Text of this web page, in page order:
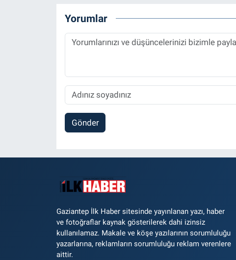
Yorumlar
Gönder
Gaziantep İlk Haber sitesinde yayınlanan yazı, haber
ve fotoğraflar kaynak gösterilerek dahi izinsiz
kullanılamaz. Makale ve köşe yazılarının sorumluluğu
yazarlarına, reklamların sorumluluğu reklam verenlere
aittir.